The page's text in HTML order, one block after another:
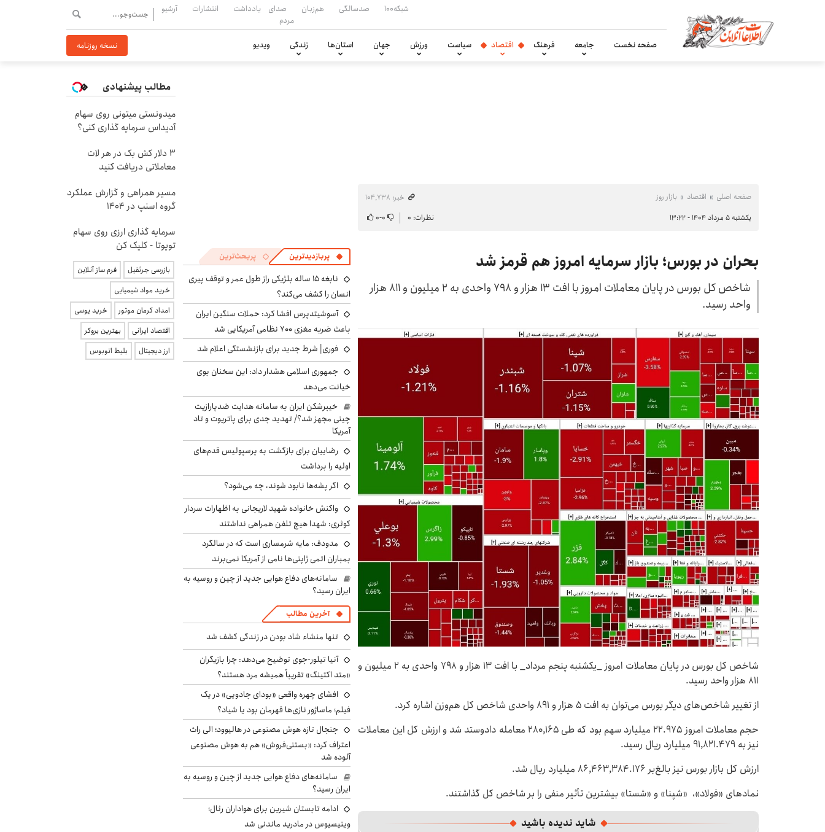
شبکه۱۰۰ صدسالگی هم‌زبان
صدای
مردم
یادداشت انتشارات آرشیو
صفحه نخست جامعه فرهنگ اقتصاد سیاست ورزش جهان استان‌ها زندگی ویدیو نسخه روزنامه
صفحه اصلی اقتصاد بازار روز
خبر: ۱۰۴٬۷۳۸
یکشنبه ۵ مرداد ۱۴۰۴ - ۱۳:۲۲
نظرات: ۰ ۰-۰
بحران در بورس؛ بازار سرمایه امروز هم قرمز شد
شاخص کل بورس در پایان معاملات امروز با افت ۱۳ هزار و ۷۹۸ واحدی به ۲ میلیون و ۸۱۱ هزار
واحد رسید.
شاخص کل بورس در پایان معاملات امروز _یکشنبه پنجم مرداد_ با افت ۱۳ هزار و ۷۹۸ واحدی به ۲ میلیون و
۸۱۱ هزار واحد رسید.
از تغییر شاخص‌های دیگر بورس می‌توان به افت ۵ هزار و ۸۹۱ واحدی شاخص کل هم‌وزن اشاره کرد.
حجم معاملات امروز ۲۲.۹۷۵ میلیارد سهم بود که طی ۲۸۰,۱۶۵ معامله دادوستد شد و ارزش کل این معاملات
نیز به ۹۱,۸۲۱.۴۷۹ میلیارد ریال رسید.
ارزش کل بازار بورس نیز بالغ‌بر ۸۶,۴۶۳,۳۸۴.۱۷۶ میلیارد ریال شد.
نمادهای «فولاد»، «شپنا» و «شستا» بیشترین تأثیر منفی را بر شاخص کل گذاشتند.
شاید ندیده باشید
پربازدیدترین پربحث‌ترین
نابغه ۱۵ ساله بلژیکی راز طول عمر و توقف پیری
انسان را کشف می‌کند؟
آسوشیتدپرس افشا کرد: حملات سنگین ایران
باعث ضربه مغزی ۷۰۰ نظامی آمریکایی شد
فوری| شرط جدید برای بازنشستگی اعلام شد
جمهوری اسلامی هشدار داد: این سخنان بوی
خیانت می‌دهد
خیبرشکن ایران به سامانه هدایت ضدپارازیت
چینی مجهز شد؟/ تهدید جدی برای پاتریوت و تاد
آمریکا
رضاییان برای بازگشت به پرسپولیس قدم‌های
اولیه را برداشت
اگر پشه‌ها نابود شوند، چه می‌شود؟
واکنش خانواده شهید لاریجانی به اظهارات سردار
کوثری: شهدا هیچ تلفن همراهی نداشتند
مدودف: مایه شرمساری است که در سالگرد
بمباران اتمی ژاپنی‌ها نامی از آمریکا نمی‌برند
سامانه‌های دفاع هوایی جدید از چین و روسیه به
ایران رسید؟
آخرین مطالب
تنها منشاء شاد بودن در زندگی کشف شد
آنیا تیلور-جوی توضیح می‌دهد: چرا بازیگران
«متد اکتینگ» تقریباً همیشه مرد هستند؟
افشای چهره واقعی «بودای جادویی» در یک
فیلم؛ ماساژور نازی‌ها قهرمان بود یا شیاد؟
جنجال تازه هوش مصنوعی در هالیوود؛ الی راث
اعتراف کرد: «بستنی‌فروش» هم به هوش مصنوعی
آلوده شد
سامانه‌های دفاع هوایی جدید از چین و روسیه به
ایران رسید؟
ادامه تابستان شیرین برای هواداران رئال؛
وینیسیوس در مادرید ماندنی شد
مطالب پیشنهادی
میدونستی میتونی روی سهام
آدیداس سرمایه گذاری کنی؟
3 دلار کش بک در هر لات
معاملاتی دریافت کنید
مسیر همراهی و گزارش عملکرد
گروه اسنپ در ۱۴۰۴
سرمایه گذاری ارزی روی سهام
تویوتا - کلیک کن
بازرسی جرثقیل
فرم ساز آنلاین
خرید مواد شیمیایی
امداد کرمان موتور
خرید یوسی
اقتصاد ایرانی
بهترین بروکر
ارز دیجیتال
بلیط اتوبوس